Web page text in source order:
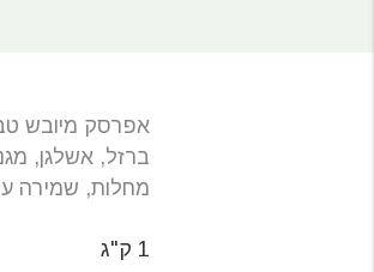
אפרסק מיובש
מחלות, שמירה
1 ק"ג